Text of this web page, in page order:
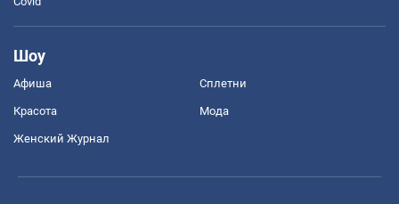
Шоу
Афиша Сплетни
Красота Мода
Женский Журнал